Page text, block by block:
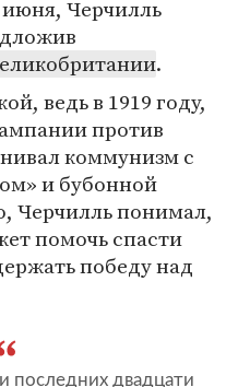
Черчилль
.
ведь в 1919 году,
против
коммунизм с
и бубонной
Черчилль понимал,
помочь спасти
победу над
последних двадцати